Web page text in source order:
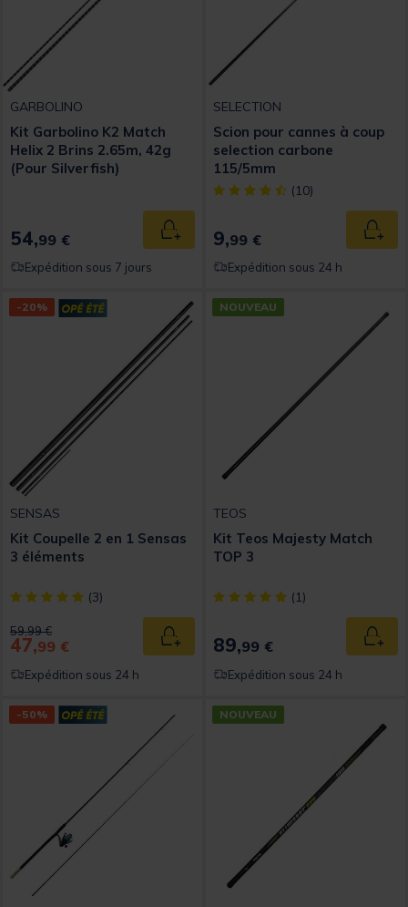
GARBOLINO
Kit Garbolino K2 Match
Helix 2 Brins 2.65m, 42g
(Pour Silverfish)
54,99 € Ajouter au panier
Expédition sous 7 jours
SELECTION
Scion pour cannes à coup
selection carbone
115/5mm
[object Object] out of 5
(10)
9,99 €
Expédition sous 24 h
-20%
SENSAS
Kit Coupelle 2 en 1 Sensas
3 éléments
[object Object] out of 5 Customer Rating
(3)
Price reduced from
59,99 €to
47,99 € Ajouter au panier
Expédition sous 24 h
NOUVEAU
TEOS
Kit Teos Majesty Match
TOP 3
[object Object] out of 5
(1)
89,99 €
Expédition sous 24 h
-50% NOUVEAU